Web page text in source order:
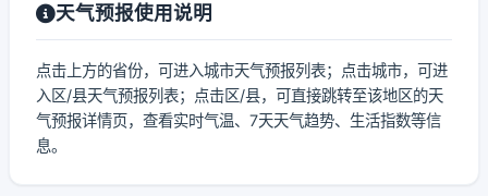
天气预报使用说明
点击上方的省份，可进入城市天气预报列表；点击城市，可进
入区/县天气预报列表；点击区/县，可直接跳转至该地区的天
气预报详情页，查看实时气温、7天天气趋势、生活指数等信
息。